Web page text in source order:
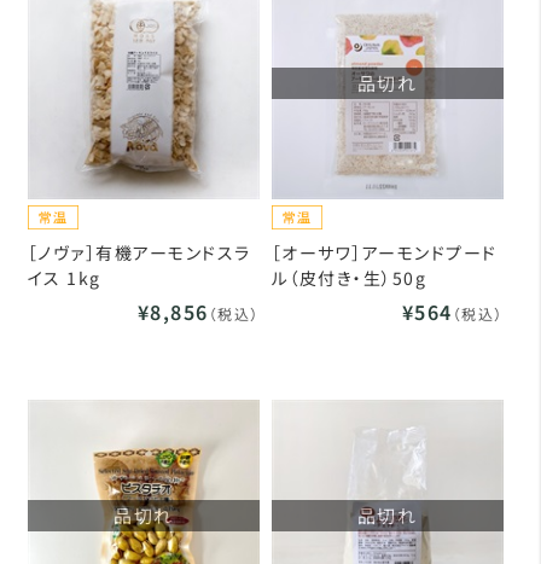
［ノヴァ］有機アーモンドスラ
イス 1kg
¥8,856 （税込）
品切れ
［オーサワ］アーモンドプード
ル（皮付き・生）50g
¥564 （税込）
品切れ 品切れ